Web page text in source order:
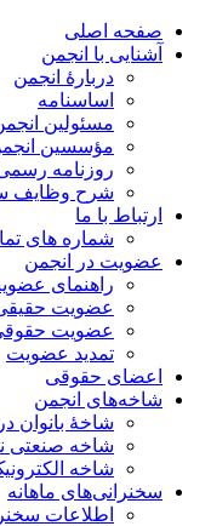
صفحه اصلی
آشنایی با انجمن
دربارۀ انجمن
اساسنامه
مسئولین انجمن
مؤسسین انجمن
روزنامه رسمی
شرح وظایف
ارتباط با ما
شماره های
عضویت در انجمن
راهنمای
عضویت حقیقی
عضویت حقوقی
تمدید عضویت
اعضای حقوقی
شاخه‌های انجمن
شاخۀ بانوان در
شاخه صنعتی نور
شاخه‌
سخنرانی‌های ماهانه
اطلاعات